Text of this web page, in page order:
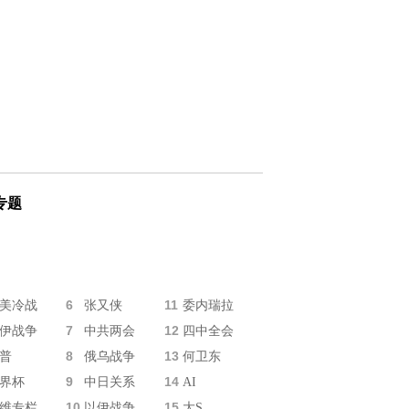
题
冷战 6 张又侠 11 委内瑞拉
战争
7 中共两会 12 四中全会
8 俄乌战争 13 何卫东
杯
9 中日关系 14 AI